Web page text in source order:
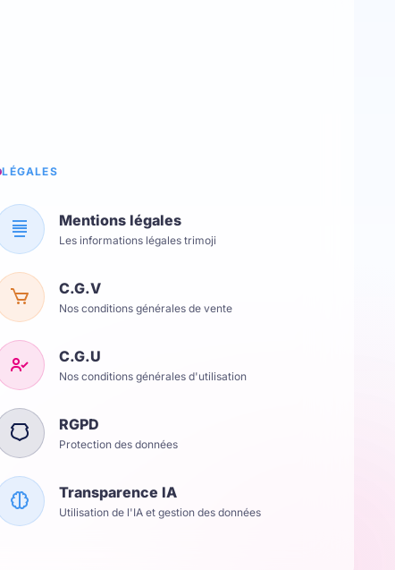
LÉGALES
Mentions légales
Les informations légales trimoji
C.G.V
Nos conditions générales de vente
C.G.U
Nos conditions générales d'utilisation
RGPD
Protection des données
Transparence IA
Utilisation de l'IA et gestion des données